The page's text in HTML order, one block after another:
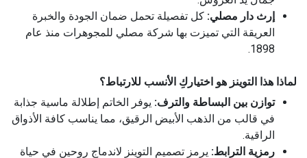
إرث دار مصلي: كل تفصيلة تحمل ضمان الجودة والخبرة
العريقة التي تميزت بها شركة مصلي للمجوهرات منذ عام
1898.
لماذا هذا التوينز هو اختياركِ الأنسب للارتباط؟
توازن بين البساطة والترف: يوفر الخاتم إطلالة ماسية جذابة
في قالب من الذهب الأبيض الرقيق، مما يناسب كافة الأذواق
الراقية.
رمزية الترابط: يرمز تصميم التوينز لاندماج روحين في حياة